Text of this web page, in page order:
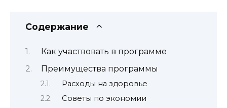
Содержание
Как участвовать в программе
Преимущества программы
Расходы на здоровье
Советы по экономии